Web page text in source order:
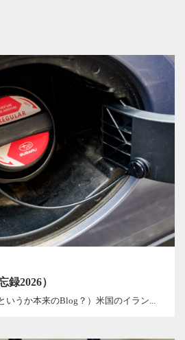
録2026）
いうか本来のBlog？）米国のイラン...